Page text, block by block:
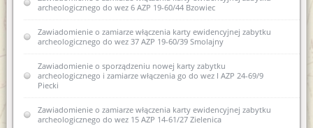
Rozporządzenie w sprawie oraganizacji wojewódzkich urzędów
ochrony zabytków (Dz.U. z 2004r. nr 75 poz 706)
USTAWA z dnia 29 stycznia 2004 r Prawo zamówień publicznych
(Dz. U. Nr 113, poz. 759 ze zm.)
USTAWA z dnia 7 lipca 1994 r. Prawo budowlane (Dz. U. Nr 89,
poz. 414 ze zm.)
Współczesne metody konserwacji budownictwa
zabytkowego - termomodernizacja
Porozumienie z dnia 28 sierpnia 2014r.
Zawiadomienie o wydaniu decyzji w sprawie wpisania do
rejestru dawnych koszar piechoty w Biskupcu
Kwalifikacje osób prowadzących prace przy zabytkach
Akty prawne regulujące prowadzenie prac przy zabytkach
wpisanych do rejestru zabytków
archeologicznego do wez 6 AZP 19-60/44 Bzowiec
Zawiadomienie o zamiarze włączenia karty ewidencyjnej zabytku
archeologicznego do wez 37 AZP 19-60/39 Smolajny
Zawiadomienie o sporządzeniu nowej karty zabytku
archeologicznego i zamiarze włączenia go do wez I AZP 24-69/9
Piecki
Zawiadomienie o zamiarze włączenia karty ewidencyjnej zabytku
archeologicznego do wez 15 AZP 14-61/27 Zielenica